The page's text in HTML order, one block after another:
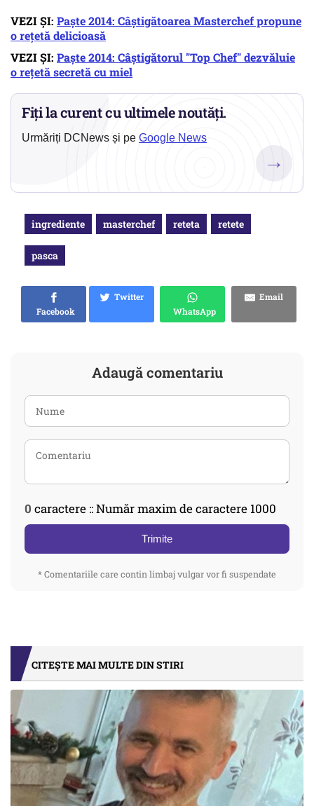
VEZI ȘI: Paște 2014: Câștigătoarea Masterchef propune
o rețetă delicioasă
VEZI ȘI: Paște 2014: Câștigătorul "Top Chef" dezvăluie
o rețetă secretă cu miel
Fiți la curent cu ultimele noutăți.
Urmăriți DCNews și pe Google News
→
ingrediente masterchef reteta retete
pasca
Facebook
Twitter
WhatsApp
Email
Adaugă comentariu
0 caractere :: Număr maxim de caractere 1000
Trimite
* Comentariile care contin limbaj vulgar vor fi suspendate
CITEȘTE MAI MULTE DIN STIRI